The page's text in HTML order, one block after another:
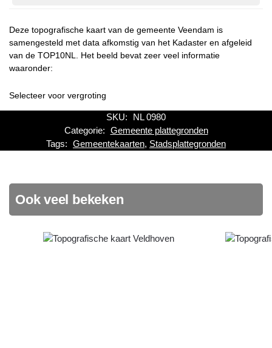
Deze topografische kaart van de gemeente Veendam is
samengesteld met data afkomstig van het Kadaster en afgeleid
van de TOP10NL. Het beeld bevat zeer veel informatie
waaronder:
Selecteer voor vergroting
SKU:
NL 0980
Categorie: Gemeente plattegronden
Tags: Gemeentekaarten, Stadsplattegronden
Ook veel bekeken